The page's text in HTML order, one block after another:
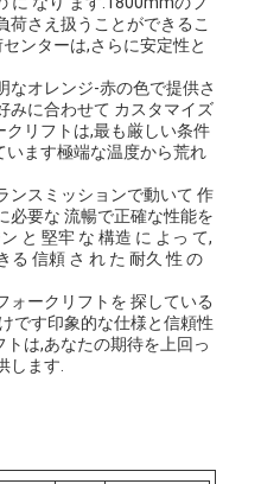
荷さえ扱うことができるこ
ンターは,さらに安定性と
なオレンジ-赤の色で提供さ
みに合わせて カスタマイズ
リフトは,最も厳しい条件
います極端な温度から荒れ
ンスミッションで動いて 作
必要な 流暢で正確な性能を
と 堅牢 な 構造 に よっ て,
る 信頼 さ れ た 耐久 性 の
ォークリフトを 探している
です印象的な仕様と信頼性
は,あなたの期待を上回っ
します.